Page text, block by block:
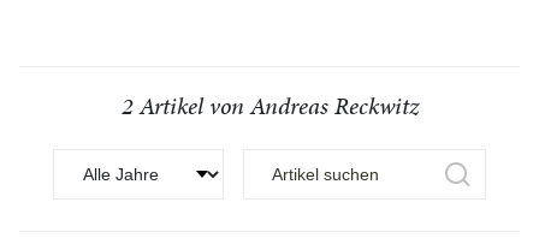
2 Artikel von Andreas Reckwitz